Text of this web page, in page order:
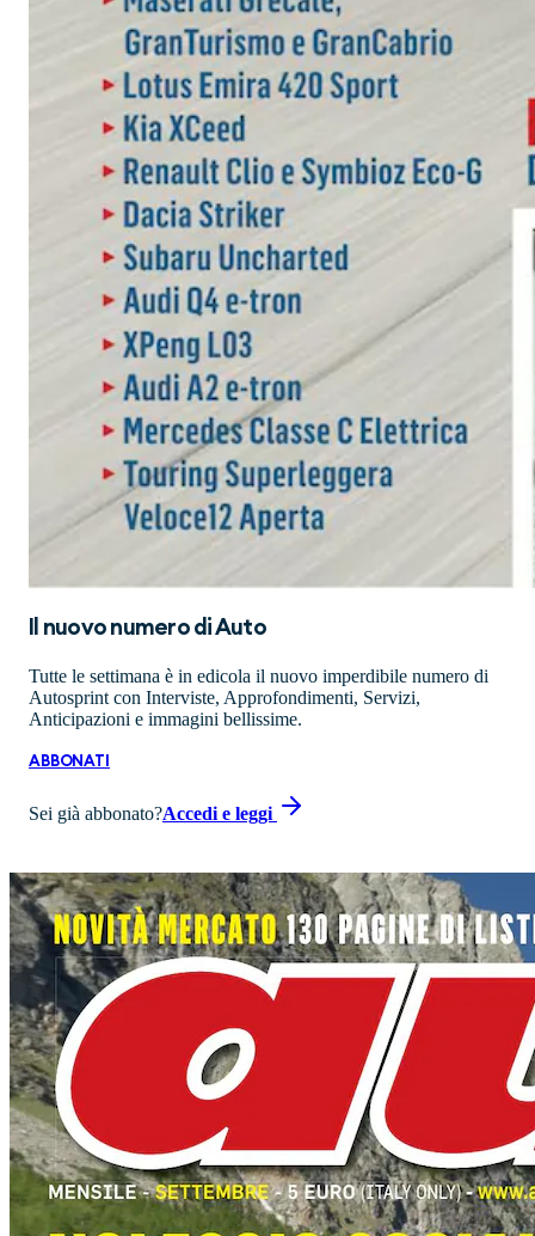
Il nuovo numero diAuto
Tutte le settimana è in edicola il nuovo imperdibile numero di
Autosprint con Interviste, Approfondimenti, Servizi,
Anticipazioni e immagini bellissime.
ABBONATI
Sei già abbonato?Accedi e leggi